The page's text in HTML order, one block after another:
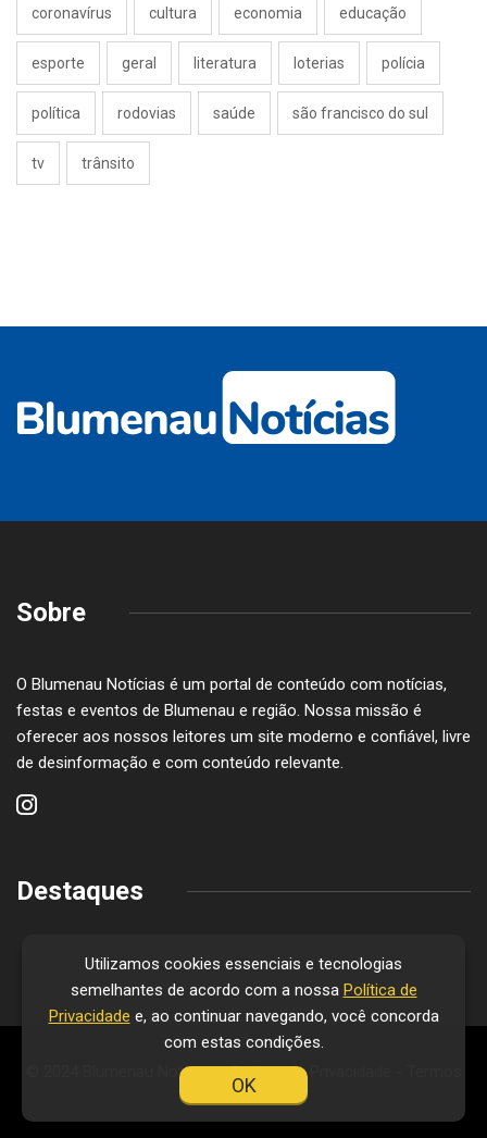
coronavírus cultura economia educação
esporte geral literatura loterias polícia
política rodovias saúde são francisco do sul
tv trânsito
Sobre
O Blumenau Notícias é um portal de conteúdo com notícias,
festas e eventos de Blumenau e região. Nossa missão é
oferecer aos nossos leitores um site moderno e confiável, livre
de desinformação e com conteúdo relevante.
Destaques
© 2024 Blumenau Notícias -Política de Privacidade
de Uso
Utilizamos cookies essenciais e tecnologias
semelhantes de acordo com a nossa Política de
Privacidade e, ao continuar navegando, você concorda
com estas condições.
OK